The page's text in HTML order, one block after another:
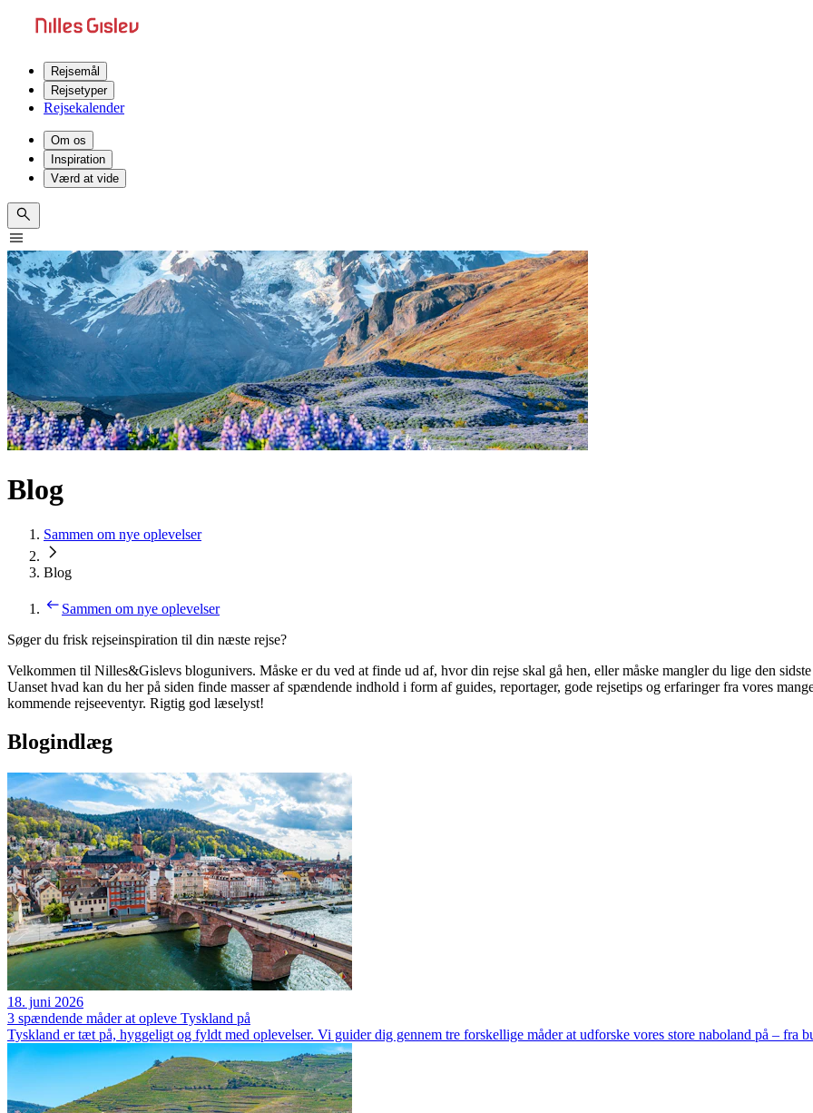
Rejsemål
Rejsetyper
Rejsekalender
Om os
Inspiration
Værd at vide
Blog
Sammen om nye oplevelser
Blog
Sammen om nye oplevelser
Søger du frisk rejseinspiration til din næste rejse?
Velkommen til Nilles&Gislevs blogunivers. Måske er du ved at finde ud af, hvor din rejse skal gå hen, eller måske mangler du lige den
Uanset hvad kan du her på siden finde masser af spændende indhold i form af guides, reportager, gode rejsetips og erfaringer fra vores
kommende rejseeventyr. Rigtig god læselyst!
Blogindlæg
18. juni 2026
3 spændende måder at opleve Tyskland på
Tyskland er tæt på, hyggeligt og fyldt med oplevelser. Vi guider dig gennem tre forskellige måder at udforske vores store naboland på – fra